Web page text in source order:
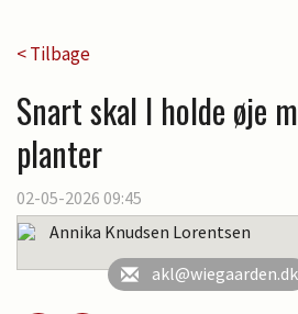
< Tilbage
Snart skal I holde øje
planter
02-05-2026 09:45
Annika Knudsen Lorentsen
akl@wiegaarden.dk